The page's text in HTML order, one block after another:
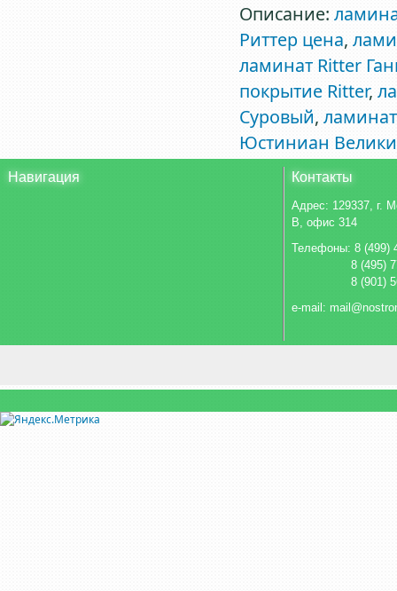
Описание:
Риттер цена,
ламинат Ritter
покрытие Ritter,
Суровый,
Юстиниан
Навигация Контакты
Адрес: 129337, г.
В, офис 314
Телефоны: 8 (499)
8 (495)
8 (901)
e-mail: